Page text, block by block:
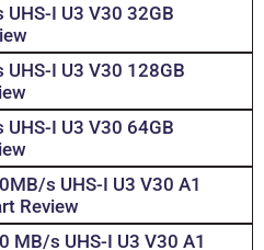
I U3 V30 32GB
I U3 V30 128GB
I U3 V30 64GB
s UHS-I U3 V30 A1
Review
MB/s UHS-I U3 V30 A1